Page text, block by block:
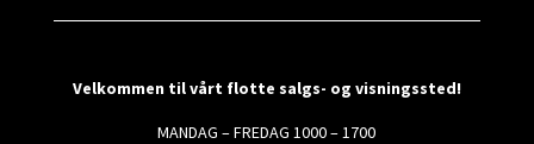
Velkommen til vårt flotte salgs- og visningssted!
MANDAG – FREDAG 1000 – 1700